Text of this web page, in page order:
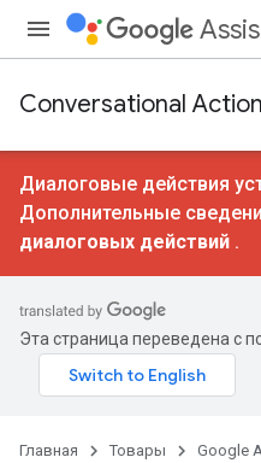
Conversational
Диалоговые действия
Дополнительные
диалоговых действий .
Эта страница переведена с
Главная Товары Google